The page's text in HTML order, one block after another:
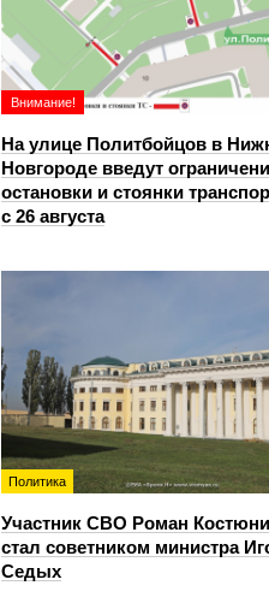
Внимание!
На улице Политбойцов в
Новгороде введут
остановки и стоянки
с 26 августа
Политика
Участник СВО Роман
стал советником министра
Седых